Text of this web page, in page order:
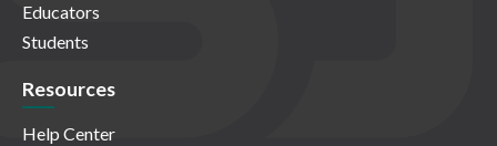
Educators
Students
Resources
Help Center